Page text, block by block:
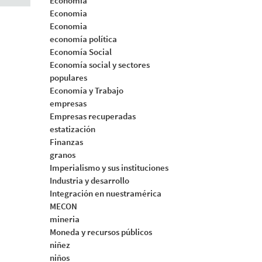
Economia
Economia
economía política
Economía Social
Economía social y sectores
populares
Economía y Trabajo
empresas
Empresas recuperadas
estatización
Finanzas
granos
Imperialismo y sus instituciones
Industria y desarrollo
Integración en nuestramérica
MECON
mineria
Moneda y recursos públicos
niñez
niños